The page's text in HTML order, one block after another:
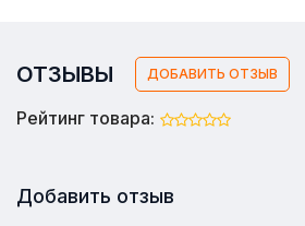
ОТЗЫВЫ ДОБАВИТЬ ОТЗЫВ
Рейтинг товара:
Добавить отзыв